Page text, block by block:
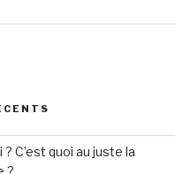
C’est quoi au juste la
?